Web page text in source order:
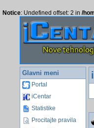
Notice: Undefined offset: 2 in /
Glavni meni
Portal
iCentar
Statistike
Procitajte pravila